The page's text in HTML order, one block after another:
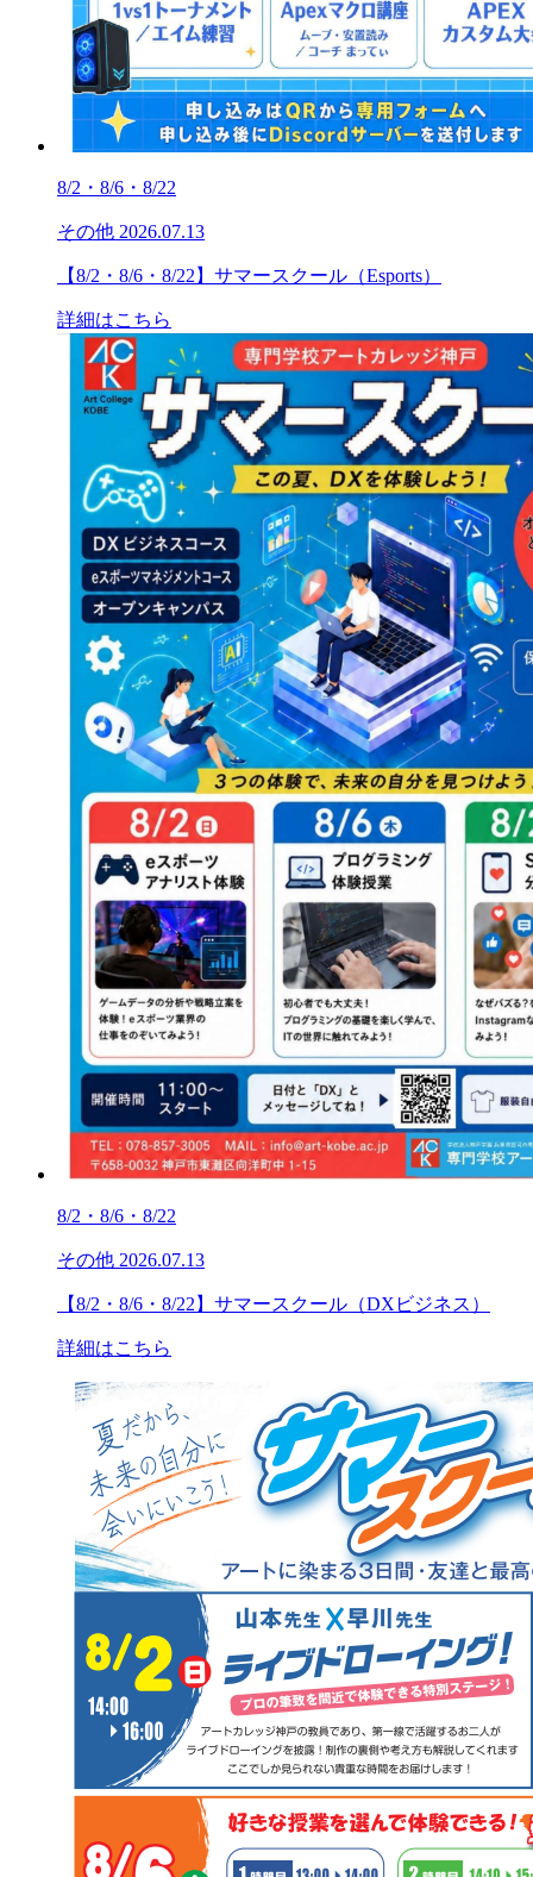
8/2・8/6・8/22
その他 2026.07.13
【8/2・8/6・8/22】サマースクール（Esports）
詳細はこちら
8/2・8/6・8/22
その他 2026.07.13
【8/2・8/6・8/22】サマースクール（DXビジネス）
詳細はこちら